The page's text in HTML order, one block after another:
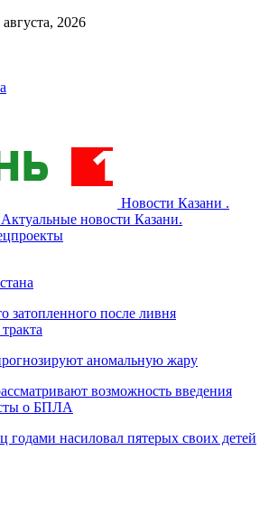
2026
Новости Казани .
новости Казани.
затопленного после ливня
аномальную жару
возможность введения
о БПЛА
годами насиловал пятерых своих детей